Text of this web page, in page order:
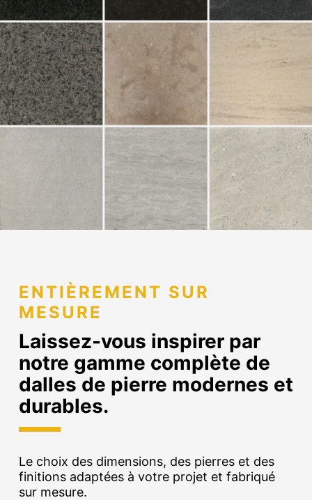
ENTIÈREMENT SUR
MESURE
Laissez-vous inspirer par
notre gamme complète de
dalles de pierre modernes et
durables.
Le choix des dimensions, des pierres et des
finitions adaptées à votre projet et fabriqué
sur mesure.